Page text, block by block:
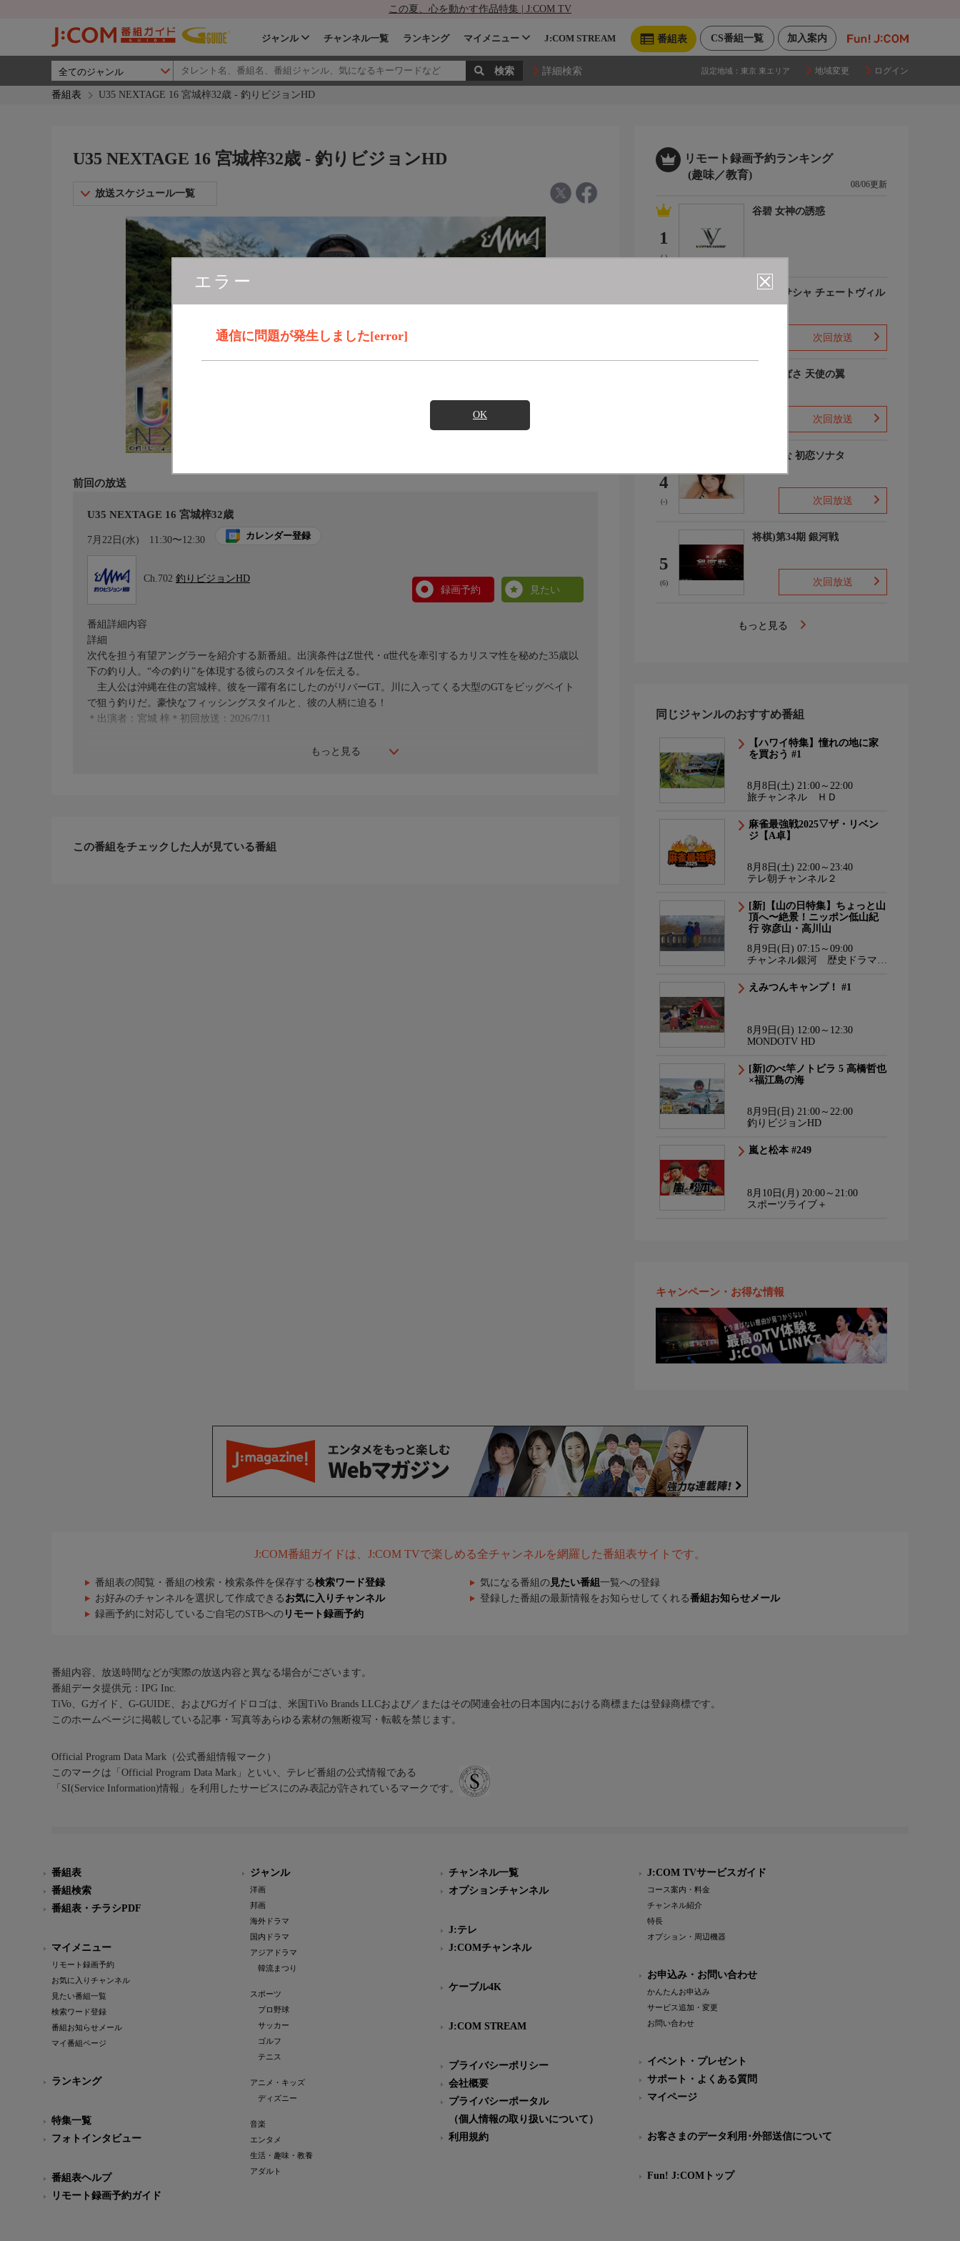
この夏、心を動かす作品特集 | J:COM TV
加入案内
CS番組一覧
番組表
ジャンル チャンネル一覧 ランキング マイメニュー J:COM STREAM
詳細検索 設定地域： 東京 東エリア 地域変更 ログイン
番組表 U35 NEXTAGE 16 宮城梓32歳 - 釣りビジョンHD
エラー
通信に問題が発生しました[error]
OK
U35 NEXTAGE 16 宮城梓32歳 - 釣りビジョンHD
放送スケジュール一覧
前回の放送
U35 NEXTAGE 16 宮城梓32歳
7月22日(水) 11:30〜12:30 カレンダー登録
Ch.702 釣りビジョンHD
録画予約
見たい
もっと見る
番組詳細内容
詳細
次代を担う有望アングラーを紹介する新番組。出演条件はZ世代・α世代を牽引するカリスマ性を秘めた35歳以
下の釣り人。“今の釣り”を体現する彼らのスタイルを伝える。
主人公は沖縄在住の宮城梓。彼を一躍有名にしたのがリバーGT。川に入ってくる大型のGTをビッグベイト
で狙う釣りだ。豪快なフィッシングスタイルと、彼の人柄に迫る！
＊出演者：宮城 梓＊初回放送：2026/7/11
この番組をチェックした人が見ている番組
リモート録画予約ランキング
(趣味／教育)
08/06更新
1
(-)
谷碧 女神の誘惑
百合川サシャ チェートヴィル
次回放送
羽川つばさ 天使の翼
次回放送
4
(-)
秋田そな 初恋ソナタ
次回放送
5
(6)
将棋)第34期 銀河戦
次回放送
もっと見る
同じジャンルのおすすめ番組
【ハワイ特集】憧れの地に家
を買おう #1
8月8日(土) 21:00～22:00
旅チャンネル ＨＤ
麻雀最強戦2025▽ザ・リベン
ジ【A卓】
8月8日(土) 22:00～23:40
テレ朝チャンネル２
[新]【山の日特集】ちょっと山
頂へ〜絶景！ニッポン低山紀
行 弥彦山・高川山
8月9日(日) 07:15～09:00
チャンネル銀河 歴史ドラマ・
えみつんキャンプ！ #1
8月9日(日) 12:00～12:30
MONDOTV HD
[新]のべ竿ノトビラ 5 高橋哲也
×福江島の海
8月9日(日) 21:00～22:00
釣りビジョンHD
嵐と松本 #249
8月10日(月) 20:00～21:00
スポーツライブ＋
キャンペーン・お得な情報
J:COM番組ガイドは、J:COM TVで楽しめる全チャンネルを網羅した番組表サイトです。
番組表の閲覧・番組の検索・検索条件を保存する検索ワード登録 気になる番組の 見たい番組 一覧への登録
お好みのチャンネルを選択して作成できる お気に入りチャンネル 登録した番組の最新情報をお知らせしてくれる番組お知らせメール
録画予約に対応しているご自宅のSTBへの リモート録画予約
番組内容、放送時間などが実際の放送内容と異なる場合がございます。
番組データ提供元：IPG Inc.
TiVo、Gガイド、G-GUIDE、およびGガイドロゴは、米国TiVo Brands LLCおよび／またはその関連会社の日本国内における商標または登録商標です。
このホームページに掲載している記事・写真等あらゆる素材の無断複写・転載を禁じます。
Official Program Data Mark（公式番組情報マーク）
このマークは「Official Program Data Mark」といい、テレビ番組の公式情報である
「SI(Service Information)情報」を利用したサービスにのみ表記が許されているマークです。
番組表
番組検索
番組表・チラシPDF
マイメニュー
リモート録画予約
お気に入りチャンネル
見たい番組一覧
検索ワード登録
番組お知らせメール
マイ番組ページ
ランキング
特集一覧
フォトインタビュー
番組表ヘルプ
リモート録画予約ガイド
ジャンル
洋画
邦画
海外ドラマ
国内ドラマ
アジアドラマ
韓流まつり
スポーツ
プロ野球
サッカー
ゴルフ
テニス
アニメ・キッズ
ディズニー
音楽
エンタメ
生活・趣味・教養
アダルト
チャンネル一覧
オプションチャンネル
J:テレ
J:COMチャンネル
ケーブル4K
J:COM STREAM
プライバシーポリシー
会社概要
プライバシーポータル
（個人情報の取り扱いについて）
利用規約
J:COM TVサービスガイド
コース案内・料金
チャンネル紹介
特長
オプション・周辺機器
お申込み・お問い合わせ
かんたんお申込み
サービス追加・変更
お問い合わせ
イベント・プレゼント
サポート・よくある質問
マイページ
お客さまのデータ利用･外部送信について
Fun! J:COMトップ